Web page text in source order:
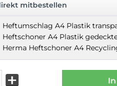
mitbestellen